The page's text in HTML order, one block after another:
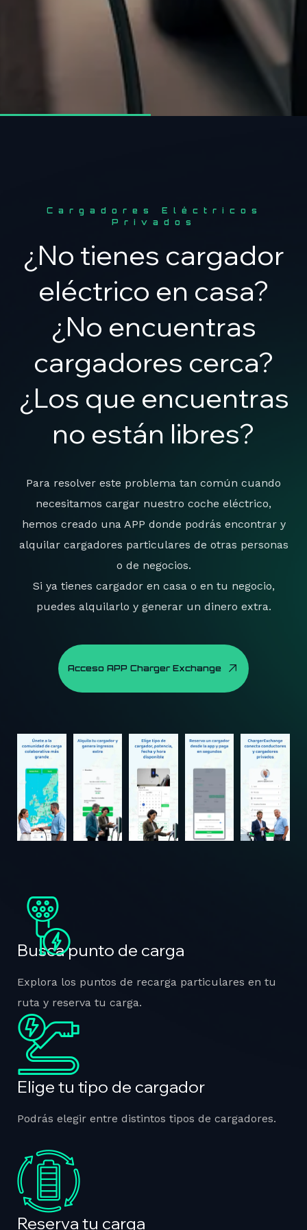
Cargadores Eléctricos
Privados
¿No tienes cargador
eléctrico en casa?
¿No encuentras
cargadores cerca?
¿Los que encuentras
no están libres?
Para resolver este problema tan común cuando
necesitamos cargar nuestro coche eléctrico,
hemos creado una APP donde podrás encontrar y
alquilar cargadores particulares de otras personas
o de negocios.
Si ya tienes cargador en casa o en tu negocio,
puedes alquilarlo y generar un dinero extra.
Acceso APP Charger Exchange
Busca punto de carga
Explora los puntos de recarga particulares en tu
ruta y reserva tu carga.
Elige tu tipo de cargador
Podrás elegir entre distintos tipos de cargadores.
Reserva tu carga